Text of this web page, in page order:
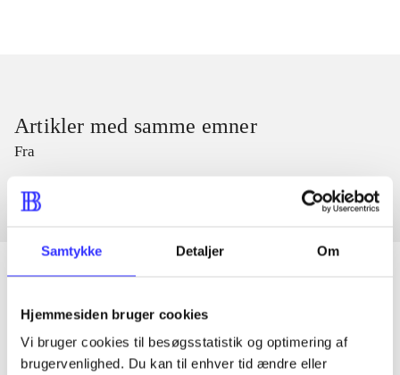
Samtykke Detaljer Om
Hjemmesiden bruger cookies
Vi bruger cookies til besøgsstatistik og optimering af
brugervenlighed. Du kan til enhver tid ændre eller
Artikler med samme emner
Fra
Artikler
Alle registrerede artikler fordelt på udgivelser